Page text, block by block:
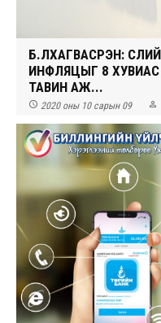
Б.ЛХАГВАСҮРЭН:
ИНФЛЯЦЫГ 8 ХУВИАС
ТАВИН АЖ...
 2020 оны 10 сарын 09 